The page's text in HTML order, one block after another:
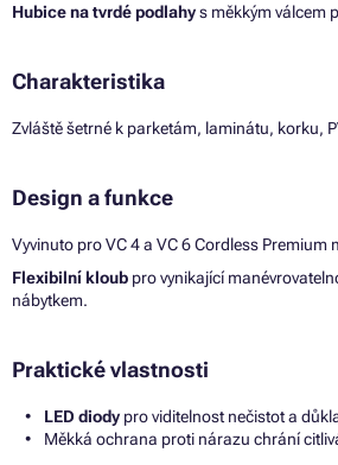
Hubice na tvrdé podlahys měkkým válcem
Charakteristika
Zvláště šetrné k parketám, laminátu, korku,
Design a funkce
Vyvinuto pro VC 4 a VC 6 Cordless Premium
Flexibilní kloub pro vynikající
nábytkem.
Praktické vlastnosti
LED diody pro viditelnost nečistot a
Měkká ochrana proti nárazu chrání